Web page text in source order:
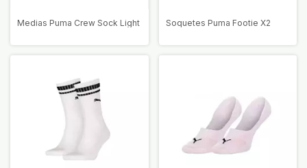
Medias Puma Crew Sock Light Soquetes Puma Footie X2